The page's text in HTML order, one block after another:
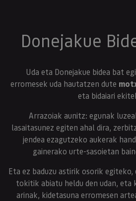
Donejakue
Uda eta Donejakue bidea bat
erromesek uda hautatzen dute
eta bidaiari
Arrazoiak aunitz: egunak
lasaitasunez egiten ahal dira,
jendea ezagutzeko aukerak
gainerako urte-sasoietan
Eta ez baduzu astirik osorik
tokitik abiatu heldu den udan,
arinak, kidetasuna erromesen